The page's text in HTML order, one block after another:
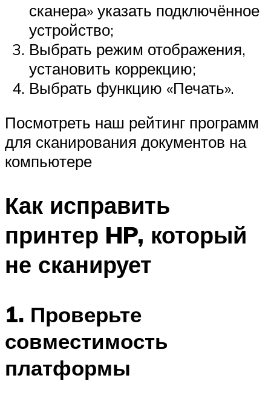
сканера» указать подключённое
устройство;
Выбрать режим отображения,
установить коррекцию;
Выбрать функцию «Печать».
Посмотреть наш рейтинг программ
для сканирования документов на
компьютере
Как исправить
принтер HP, который
не сканирует
1. Проверьте
совместимость
платформы